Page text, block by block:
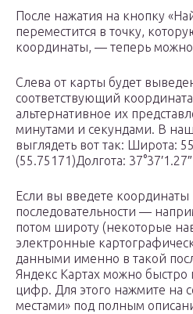
После нажатия на кнопку
переместится в точку,
координаты, — теперь
Слева от карты будет
соответствующий
альтернативное их
минутами и секундами. В
выглядеть вот так: Широта:
(55.75171)Долгота:
Если вы введете координаты
последовательности —
потом широту (некоторые
электронные
данными именно в такой
Яндекс Картах можно быстро
цифр. Для этого нажмите на
местами» под полным